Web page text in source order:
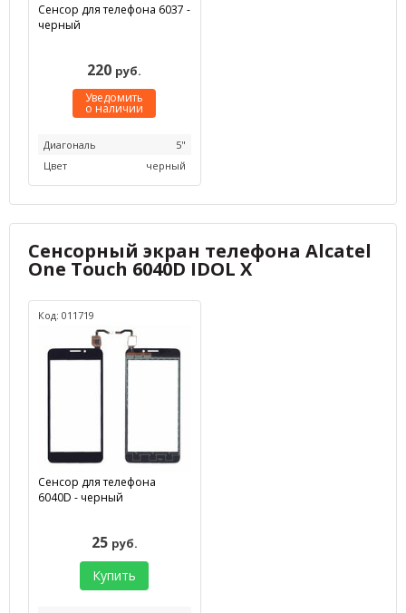
Сенсор для телефона 6037 -
черный
220 руб.
Уведомить
о наличии
Диагональ
5"
Цвет
черный
Сенсорный экран телефона Alcatel
One Touch 6040D IDOL X
Код: 011719
Сенсор для телефона
6040D - черный
25 руб.
Купить